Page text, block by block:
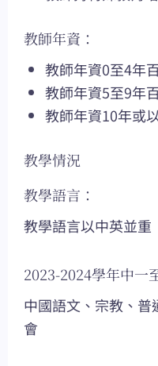
教師年資：
教師年資0至4年
教師年資5至9年
教師年資10年或
教學情況
教學語言：
教學語言以中英並重
2023-2024學年中一
中國語文、宗教、
會